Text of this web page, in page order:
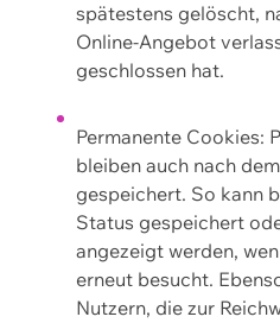
spätestens gelöscht,
Online-Angebot
geschlossen hat.
Permanente Cookies:
bleiben auch nach
gespeichert. So kann
Status gespeichert
angezeigt werden,
erneut besucht.
Nutzern, die zur